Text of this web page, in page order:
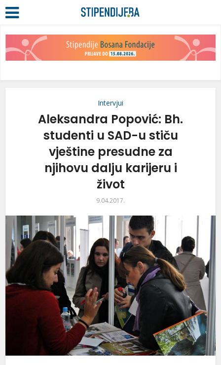
Intervjui
Aleksandra Popović: Bh.
studenti u SAD-u stiču
vještine presudne za
njihovu dalju karijeru i
život
9.04.2017.